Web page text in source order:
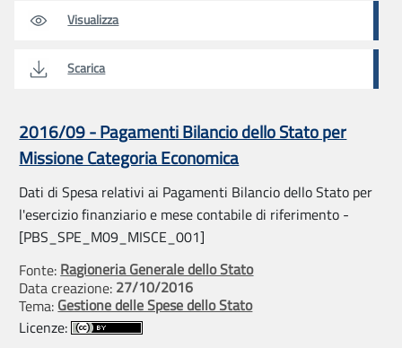
Visualizza
Scarica
2016/09 - Pagamenti Bilancio dello Stato per
Missione Categoria Economica
Dati di Spesa relativi ai Pagamenti Bilancio dello Stato per
l'esercizio finanziario e mese contabile di riferimento -
[PBS_SPE_M09_MISCE_001]
Fonte: Ragioneria Generale dello Stato
Data creazione: 27/10/2016
Tema: Gestione delle Spese dello Stato
Licenze: